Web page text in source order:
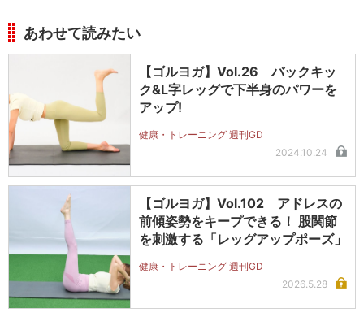
あわせて読みたい
【ゴルヨガ】Vol.26 バックキッ
ク&L字レッグで下半身のパワーを
アップ!
健康・トレーニング 週刊GD
2024.10.24
【ゴルヨガ】Vol.102 アドレスの
前傾姿勢をキープできる！ 股関節
を刺激する「レッグアップポーズ」
健康・トレーニング 週刊GD
2026.5.28